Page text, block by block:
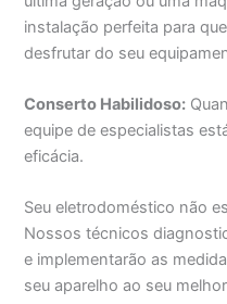
instalação perfeita para
desfrutar do seu
Conserto Habilidoso:
equipe de especialistas
eficácia.
Seu eletrodoméstico não
Nossos técnicos
e implementarão as
seu aparelho ao seu